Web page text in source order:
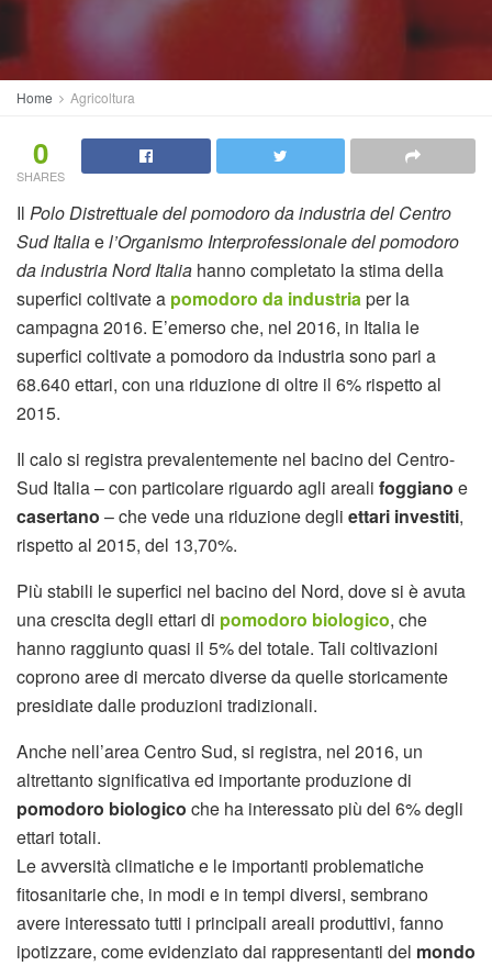
Home Agricoltura
0
SHARES
Il Polo Distrettuale del pomodoro da industria del Centro
Sud Italiael’Organismo Interprofessionale del pomodoro
da industria Nord Italia hanno completato la stima della
superfici coltivate a pomodoro da industriaper la
campagna 2016. E’emerso che, nel 2016, in Italia le
superfici coltivate a pomodoro da industria sono pari a
68.640 ettari, con una riduzione di oltre il 6% rispetto al
2015.
Il calo si registra prevalentemente nel bacino del Centro-
Sud Italia – con particolare riguardo agli areali foggiano e
casertano – che vede una riduzione degli ettari investiti,
rispetto al 2015, del 13,70%.
Più stabili le superfici nel bacino del Nord, dove si è avuta
una crescita degli ettari di pomodoro biologico, che
hanno raggiunto quasi il 5% del totale. Tali coltivazioni
coprono aree di mercato diverse da quelle storicamente
presidiate dalle produzioni tradizionali.
Anche nell’area Centro Sud, si registra, nel 2016, un
altrettanto significativa ed importante produzione di
pomodoro biologico che ha interessato più del 6% degli
ettari totali.
Le avversità climatiche e le importanti problematiche
fitosanitarie che, in modi e in tempi diversi, sembrano
avere interessato tutti i principali areali produttivi, fanno
ipotizzare, come evidenziato dai rappresentanti del mondo